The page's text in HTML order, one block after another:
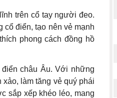
trên cổ tay người đeo.
điển, tạo nên vẻ mạnh
phong cách đồng hồ
châu Âu. Với những
làm tăng vẻ quý phái
sắp xếp khéo léo, mang